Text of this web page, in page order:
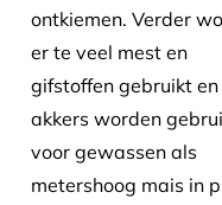
ontkiemen. Verder
er te veel mest en
gifstoffen gebruikt en
akkers worden
voor gewassen als
metershoog mais in